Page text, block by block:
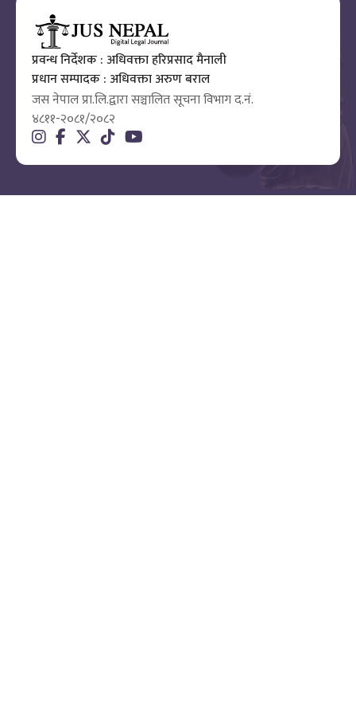
प्रवन्ध निर्देशक : अधिवक्ता हरिप्रसाद मैनाली
प्रधान सम्पादक : अधिवक्ता अरुण बराल
जस नेपाल प्रा.लि.द्वारा सञ्चालित सूचना विभाग द.नं.
४८११-२०८१/२०८२